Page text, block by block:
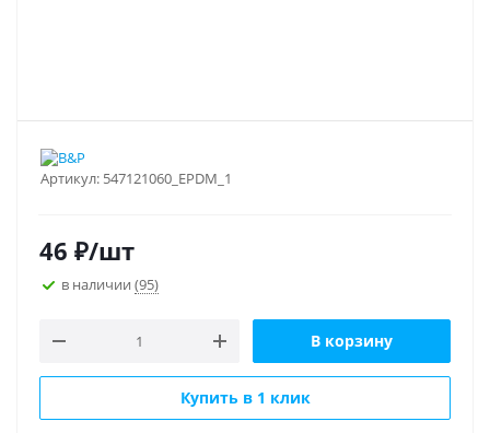
Артикул: 547121060_EPDM_1
46 ₽/шт
в наличии (95)
В корзину
Купить в 1 клик